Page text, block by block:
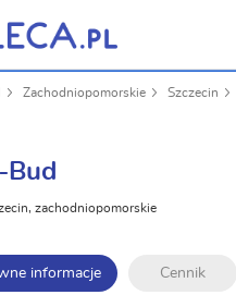
Zachodniopomorskie Szczecin
Bud
zachodniopomorskie
informacje Cennik